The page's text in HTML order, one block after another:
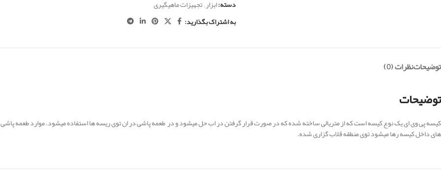
دسته:ابزار,تجهیزات ماهیگیری
به اشتراک بگذارید:
توضیحاتنظرات (0)
توضیحات
کیسه پی وی ای یک نوع کیسه است که از متریالی ساخته شده که در صورت قرار گرفتن در اب حل میشود و در طعمه پاشی در ان توی ریسه ها استفاده میشود. موارد طعمه
های داخل کیسه رها میشود توی منطقه قلاب گزاری شده.